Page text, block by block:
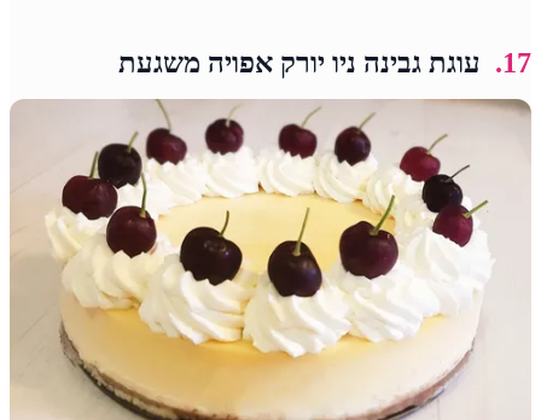
17. עוגת גבינה ניו יורק אפויה משגעת